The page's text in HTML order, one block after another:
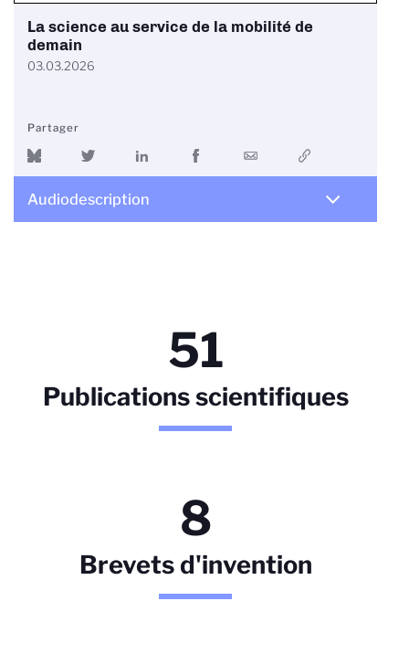
La science au service de la mobilité de
demain
03.03.2026
Partager
Audiodescription
51
Publications scientifiques
8
Brevets d'invention